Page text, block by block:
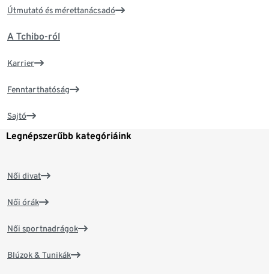
Útmutató és mérettanácsadó
A Tchibo-ról
Karrier
Fenntarthatóság
Sajtó
Legnépszerűbb kategóriáink
Női divat
Női órák
Női sportnadrágok
Blúzok & Tunikák